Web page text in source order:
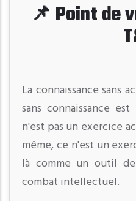
📌 Point de
La connaissance sans
sans connaissance
n'est pas un exercice
même, ce n'est un
là comme un outil
combat intellectuel.